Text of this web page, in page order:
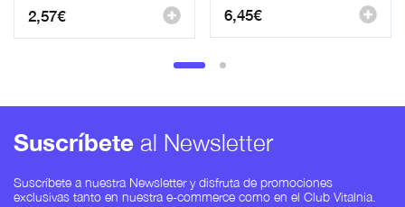
2,57€ 6,45€
Suscríbete al Newsletter
Suscríbete a nuestra Newsletter y disfruta de promociones
exclusivas tanto en nuestra e-commerce como en el Club Vitalnia.